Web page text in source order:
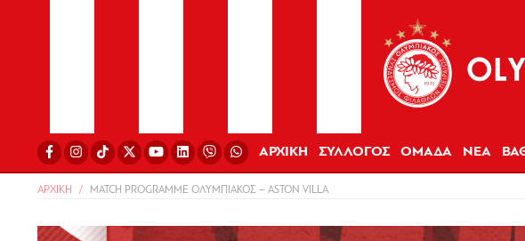
ΑΡΧΙΚΗ ΣΥΛΛΟΓΟΣ ΟΜΑΔΑ ΝΕΑ
ΑΡΧΙΚΗ MATCH PROGRAMME ΟΛΥΜΠΙΑΚΟΣ – ASTON VILLA